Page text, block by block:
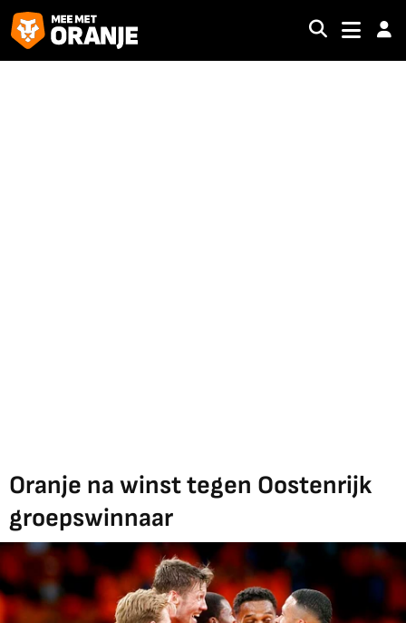
Oranje na winst tegen Oostenrijk
groepswinnaar